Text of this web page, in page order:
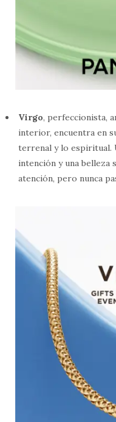
Virgo, perfeccionista,
interior, encuentra en
terrenal y lo espiritual.
intención y una belleza
atención, pero nunca